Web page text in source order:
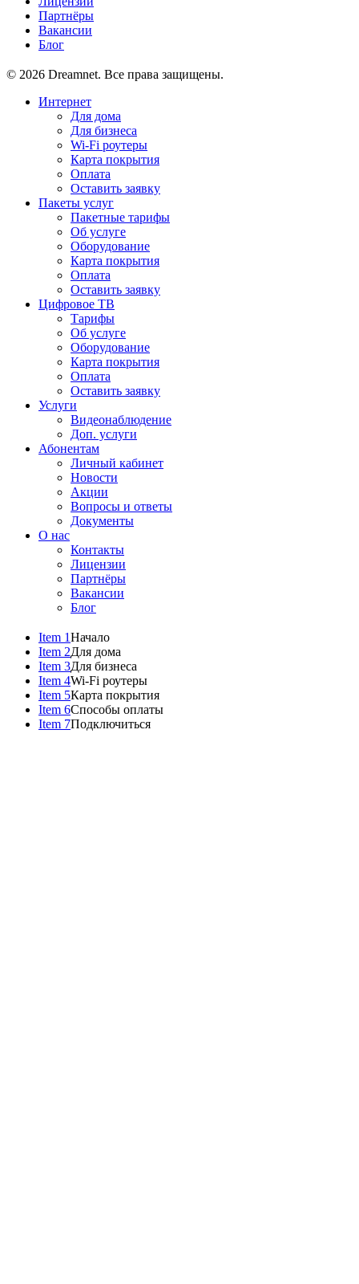
Партнёры
Вакансии
Блог
© 2026 Dreamnet. Все права защищены.
Интернет
Для дома
Для бизнеса
Wi-Fi роутеры
Карта покрытия
Оплата
Оставить заявку
Пакеты услуг
Пакетные тарифы
Об услуге
Оборудование
Карта покрытия
Оплата
Оставить заявку
Цифровое ТВ
Тарифы
Об услуге
Оборудование
Карта покрытия
Оплата
Оставить заявку
Услуги
Видеонаблюдение
Доп. услуги
Абонентам
Личный кабинет
Новости
Акции
Вопросы и ответы
Документы
О нас
Контакты
Лицензии
Партнёры
Вакансии
Блог
Item 1Начало
Item 2Для дома
Item 3Для бизнеса
Item 4Wi-Fi роутеры
Item 5Карта покрытия
Item 6Способы оплаты
Item 7Подключиться